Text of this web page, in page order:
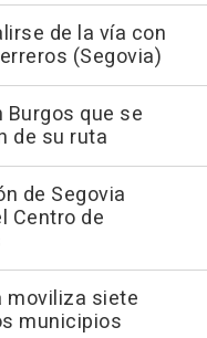
de la vía con
(Segovia)
Burgos que se
de su ruta
de Segovia
Centro de
moviliza siete
municipios